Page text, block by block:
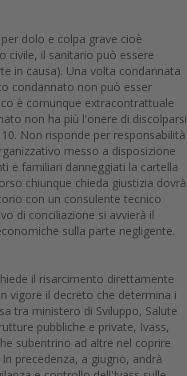
dolo e colpa grave cioè
civile, il sanitario può essere
in causa). Una volta condannata
condannato non può esser
è comunque extracontrattuale
non ha più l'onere di discolparsi
Non risponde per responsabilità
messo a disposizione
e familiari danneggiati la cartella
chiunque chieda giustizia dovrà
con un consulente tecnico
di conciliazione si avvierà il
sulla parte negligente.
il risarcimento direttamente
vigore il decreto che determina i
tra ministero di Sviluppo, Salute
pubbliche e private, Ivass,
subentrino ad altre nel coprire
precedenza, a giugno, andrà